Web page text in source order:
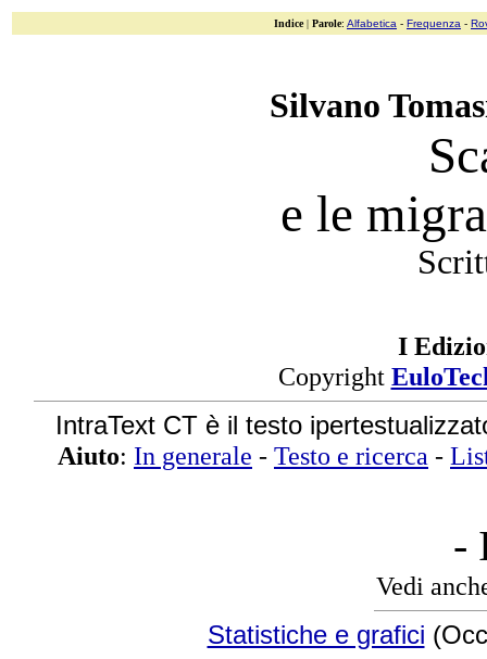
Indice| Parole: Alfabetica - Frequenza -
Silvano
e le
I
Copyright
IntraText CT è il testo
Aiuto: In generale - Testo e ricerca -
-
Vedi
Statistiche e grafici